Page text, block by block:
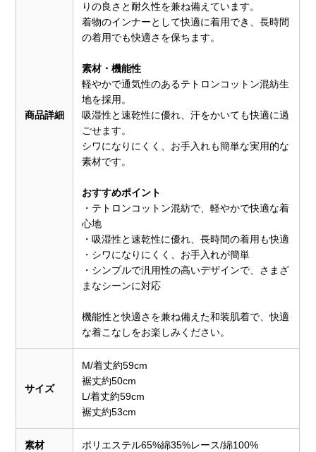
商品詳細
りの良さと耐久性を兼ね備えています。
着物のインナーとして快適に着用でき、長時間
の着用でも快適さを保ちます。
素材・機能性
軽やかで通気性のあるテトロンコットン混紡生
地を採用。
吸湿性と速乾性に優れ、汗をかいても快適に過
ごせます。
シワになりにくく、お手入れも簡単な実用的な
素材です。
おすすめポイント
・テトロンコットン混紡で、軽やかで快適な着
心地
・吸湿性と速乾性に優れ、長時間の着用も快適
・シワになりにくく、お手入れが簡単
・シンプルで汎用性の高いデザインで、さまざ
まなシーンに対応
機能性と快適さを兼ね備えた和装肌着で、快適
な着こなしをお楽しみください。
サイズ
M/着丈約59cm
裾丈約50cm
L/着丈約59cm
裾丈約53cm
素材 ポリエステル65%綿35%レース/綿100%